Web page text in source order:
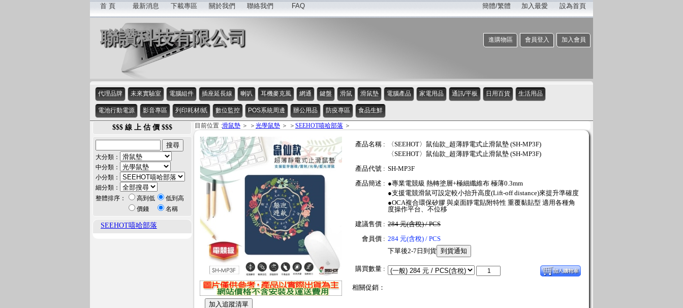
首 頁 最新消息 下載專區 關於我們 聯絡我們 FAQ 簡體/繁體 加入最愛 設為首頁
聯讚科技有限公司 進購物區 會員登入 加入會員
代理品牌 未來實驗室 電腦組件 插座延長線 喇叭 耳機麥克風 網通 鍵盤 滑鼠 滑鼠墊 電腦產品 家電用品 通訊/平板 日用百貨 生活用品
電池行動電源 影音專區 列印耗材/紙 數位監控 POS系統周邊 辦公用品 防疫專區 食品生鮮
$$$ 線 上 估 價 $$$
大分類：
中分類：
小分類：
細分類：
整體排序：
高到低
低到高
價錢
名稱
SEEHOT嘻哈部落
目前位置 :滑鼠墊 ＞ ＞ 光學鼠墊 ＞ ＞ SEEHOT嘻哈部落 ＞
產品名稱 :
〈SEEHOT〉鼠仙款_超薄靜電式止滑鼠墊 (SH-MP3F)
〈SEEHOT〉鼠仙款_超薄靜電式止滑鼠墊 (SH-MP3F)
產品代號 : SH-MP3F
產品簡述 : ●專業電競級 熱轉塗層+極細纖維布 極薄0.3mm
●支援電競滑鼠可設定較小抬升高度(Lift-off distance)來提升準確度
●OCA複合環保矽膠 與桌面靜電貼附特性 重覆黏貼型 適用各種角
度操作平台、不位移
建議售價 : 284 元(含稅) / PCS
會員價 : 284 元(含稅) / PCS
下單後2-7日到貨
購買數量 :
相關促銷：